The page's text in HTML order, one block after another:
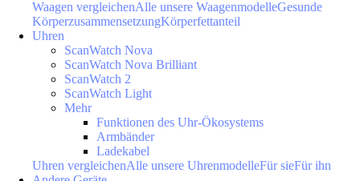
Waagen vergleichenAlle unsere WaagenmodelleGesunde
KörperzusammensetzungKörperfettanteil
Uhren
ScanWatch Nova
ScanWatch Nova Brilliant
ScanWatch 2
ScanWatch Light
Mehr
Funktionen des Uhr-Ökosystems
Armbänder
Ladekabel
Uhren vergleichenAlle unsere UhrenmodelleFür sieFür ihn